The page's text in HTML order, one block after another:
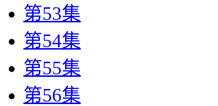
第53集
第54集
第55集
第56集